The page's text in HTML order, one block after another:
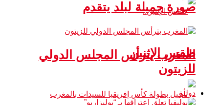
طقس الإثنين
صورة جميلة لبلد يتقدم
المغرب يترأس المجلس الدولي
للزيتون
دولية